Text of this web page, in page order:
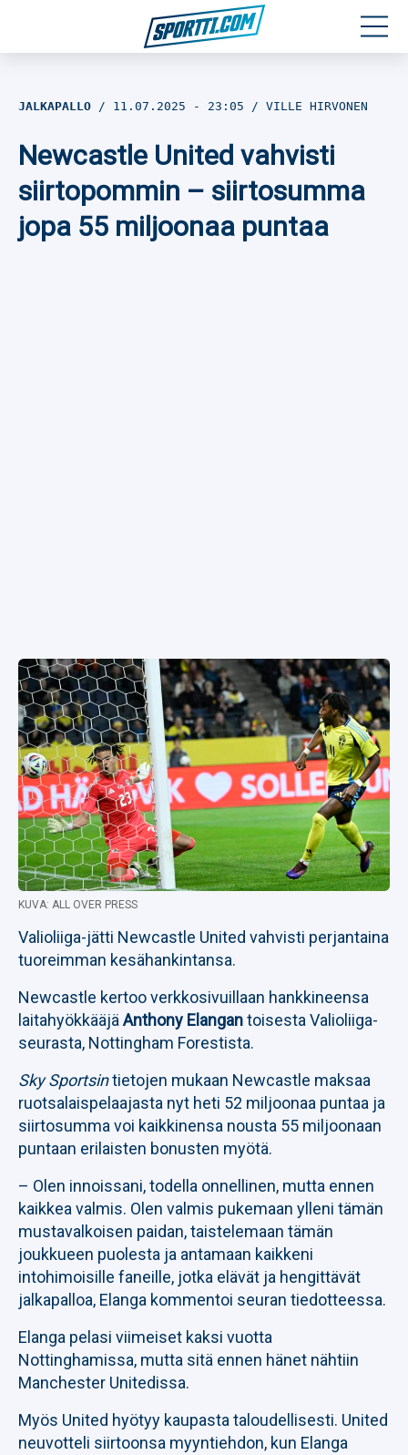
Jalkapallo
Yleisurheilu
JALKAPALLO 11.07.2025 - 23:05 VILLE HIRVONEN
Newcastle United vahvisti
siirtopommin – siirtosumma
jopa 55 miljoonaa puntaa
KUVA: ALL OVER PRESS
Valioliiga-jätti Newcastle United vahvisti perjantaina
tuoreimman kesähankintansa.
Newcastle kertoo verkkosivuillaan hankkineensa
laitahyökkääjä Anthony Elangantoisesta Valioliiga-
seurasta, Nottingham Forestista.
Sky Sportsintietojen mukaan Newcastle maksaa
ruotsalaispelaajasta nyt heti 52 miljoonaa puntaa ja
siirtosumma voi kaikkinensa nousta 55 miljoonaan
puntaan erilaisten bonusten myötä.
– Olen innoissani, todella onnellinen, mutta ennen
kaikkea valmis. Olen valmis pukemaan ylleni tämän
mustavalkoisen paidan, taistelemaan tämän
joukkueen puolesta ja antamaan kaikkeni
intohimoisille faneille, jotka elävät ja hengittävät
jalkapalloa, Elanga kommentoi seuran tiedotteessa.
Elanga pelasi viimeiset kaksi vuotta
Nottinghamissa, mutta sitä ennen hänet nähtiin
Manchester Unitedissa.
Myös United hyötyy kaupasta taloudellisesti. United
neuvotteli siirtoonsa myyntiehdon, kun Elanga